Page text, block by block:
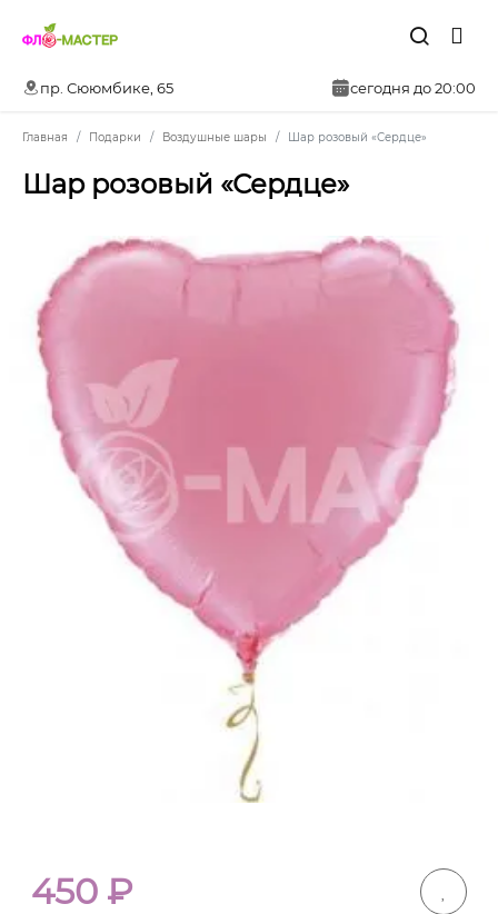
пр. Сююмбике, 65 сегодня до 20:00
Главная Подарки Воздушные шары Шар розовый «Сердце»
Шар розовый «Сердце»
450 ₽